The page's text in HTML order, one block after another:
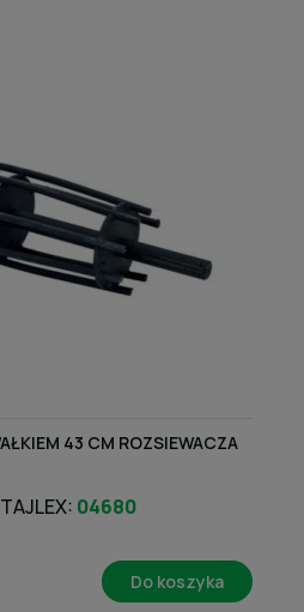
43 CM ROZSIEWACZA
04680
Do koszyka